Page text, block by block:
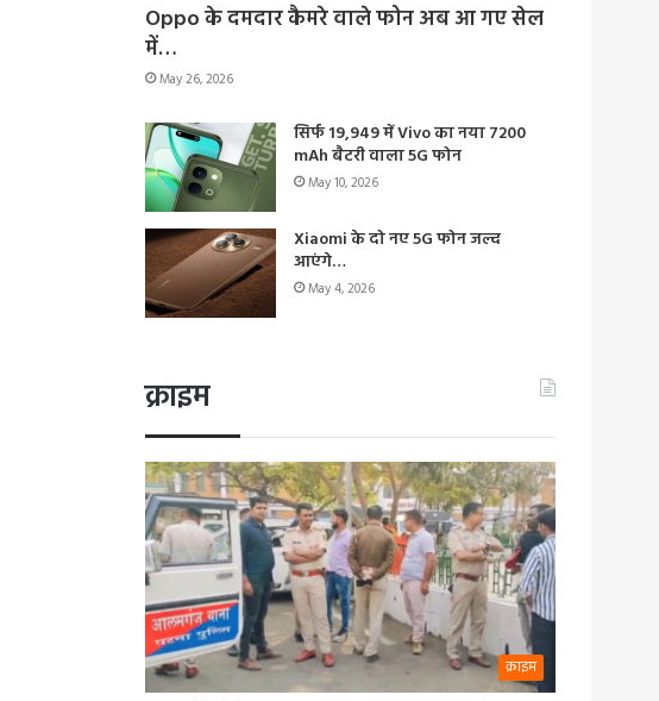
Oppo के दमदार कैमरे वाले फोन अब आ गए सेल
में…
May 26, 2026
सिर्फ 19,949 में Vivo का नया 7200
mAh बैटरी वाला 5G फोन
May 10, 2026
Xiaomi के दो नए 5G फोन जल्द
आएंगे…
May 4, 2026
क्राइम
क्राइम